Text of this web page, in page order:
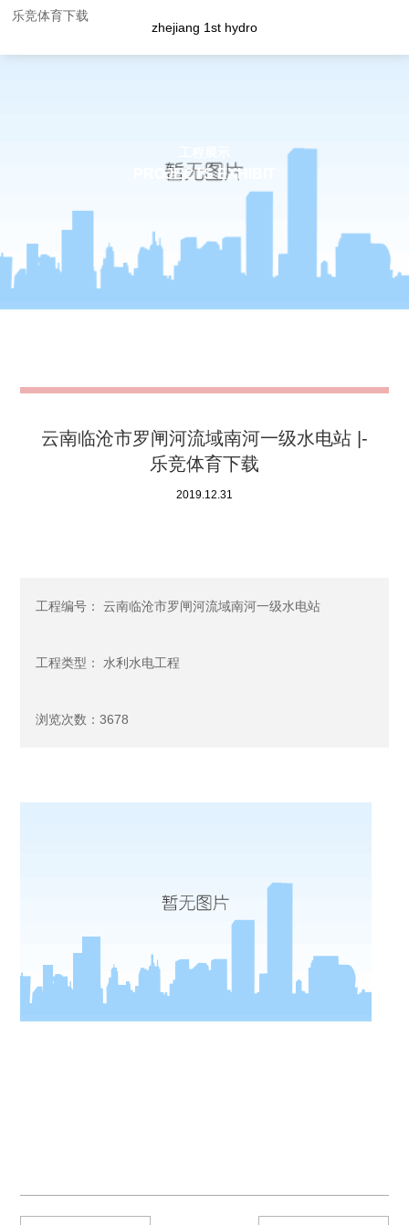
乐竞体育下载
zhejiang 1st hydro
PROJECTS EXHIBIT
云南临沧市罗闸河流域南河一级水电站 |-
乐竞体育下载
2019.12.31
工程编号： 云南临沧市罗闸河流域南河一级水电站
工程类型： 水利水电工程
浏览次数：3678